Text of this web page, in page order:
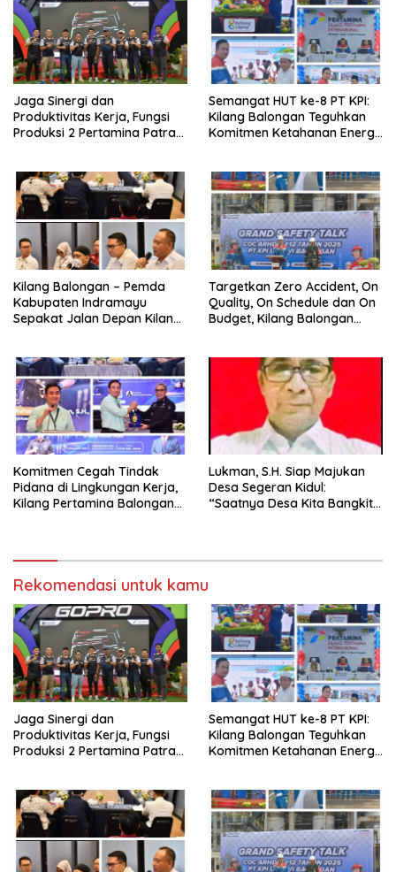
Jaga Sinergi dan
Produktivitas Kerja, Fungsi
Produksi 2 Pertamina Patra
Semangat HUT ke-8 PT KPI:
Kilang Balongan Teguhkan
Komitmen Ketahanan Energi
Yayasan Pendidikan
Kilang Balongan – Pemda
Kabupaten Indramayu
Sepakat Jalan Depan Kilang
Sukaurip-Sukareja
Targetkan Zero Accident, On
Quality, On Schedule dan On
Budget, Kilang Balongan
Komitmen Cegah Tindak
Pidana di Lingkungan Kerja,
Kilang Pertamina Balongan
Lukman, S.H. Siap Majukan
Desa Segeran Kidul:
“Saatnya Desa Kita Bangkit
Rekomendasi untuk kamu
Jaga Sinergi dan
Produktivitas Kerja, Fungsi
Produksi 2 Pertamina Patra
Semangat HUT ke-8 PT KPI:
Kilang Balongan Teguhkan
Komitmen Ketahanan Energi
Yayasan Pendidikan